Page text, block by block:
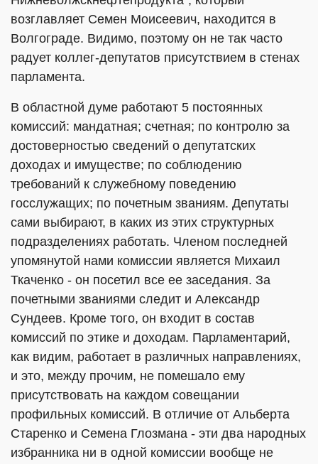
возглавляет Семен Моисеевич, находится в
Волгограде. Видимо, поэтому он не так часто
радует коллег-депутатов присутствием в стенах
парламента.
В областной думе работают 5 постоянных
комиссий: мандатная; счетная; по контролю за
достоверностью сведений о депутатских
доходах и имуществе; по соблюдению
требований к служебному поведению
госслужащих; по почетным званиям. Депутаты
сами выбирают, в каких из этих структурных
подразделениях работать. Членом последней
упомянутой нами комиссии является Михаил
Ткаченко - он посетил все ее заседания. За
почетными званиями следит и Александр
Сундеев. Кроме того, он входит в состав
комиссий по этике и доходам. Парламентарий,
как видим, работает в различных направлениях,
и это, между прочим, не помешало ему
присутствовать на каждом совещании
профильных комиссий. В отличие от Альберта
Старенко и Семена Глозмана - эти два народных
избранника ни в одной комиссии вообще не